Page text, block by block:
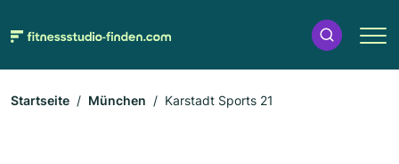
Startseite München Karstadt Sports 21